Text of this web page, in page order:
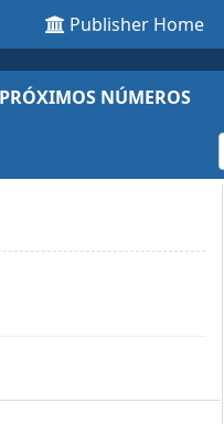
Publisher Home
PRÓXIMOS NÚMEROS